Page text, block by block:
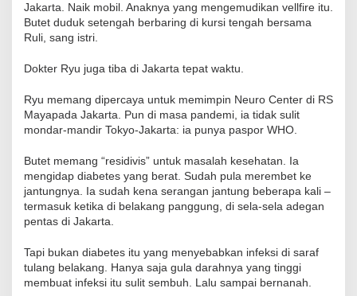
Jakarta. Naik mobil. Anaknya yang mengemudikan vellfire itu.
Butet duduk setengah berbaring di kursi tengah bersama
Ruli, sang istri.
Dokter Ryu juga tiba di Jakarta tepat waktu.
Ryu memang dipercaya untuk memimpin Neuro Center di RS
Mayapada Jakarta. Pun di masa pandemi, ia tidak sulit
mondar-mandir Tokyo-Jakarta: ia punya paspor WHO.
Butet memang “residivis” untuk masalah kesehatan. Ia
mengidap diabetes yang berat. Sudah pula merembet ke
jantungnya. Ia sudah kena serangan jantung beberapa kali –
termasuk ketika di belakang panggung, di sela-sela adegan
pentas di Jakarta.
Tapi bukan diabetes itu yang menyebabkan infeksi di saraf
tulang belakang. Hanya saja gula darahnya yang tinggi
membuat infeksi itu sulit sembuh. Lalu sampai bernanah.